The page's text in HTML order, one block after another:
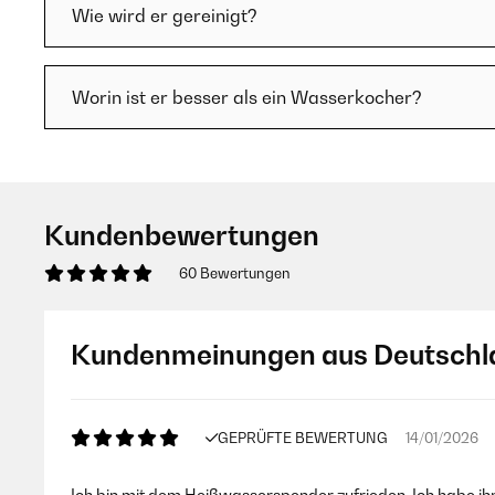
Wie wird er gereinigt?
Worin ist er besser als ein Wasserkocher?
Kundenbewertungen
60 Bewertungen
Kundenmeinungen aus
GEPRÜFTE BEWERTUNG 14/01/2026